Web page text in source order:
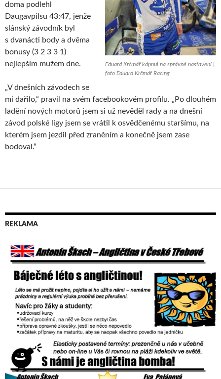
Eduard Krčmář kápnul na správné nastavení |
foto Eduard Krčmář Racing
doma podlehl
Daugavpilsu 43:47, jenže
slánský závodník byl
s dvanácti body a dvěma
bonusy (3 2 3 3 1)
nejlepším mužem dne.
„V dnešních závodech se
mi dařilo,“ pravil na svém facebookovém profilu. „Po dlouhém
ladění nových motorů jsem si už nevěděl rady a na dnešní
závod polské ligy jsem se vrátil k osvědčenému staršímu, na
kterém jsem jezdil před zraněním a konečně jsem zase
bodoval.“
REKLAMA